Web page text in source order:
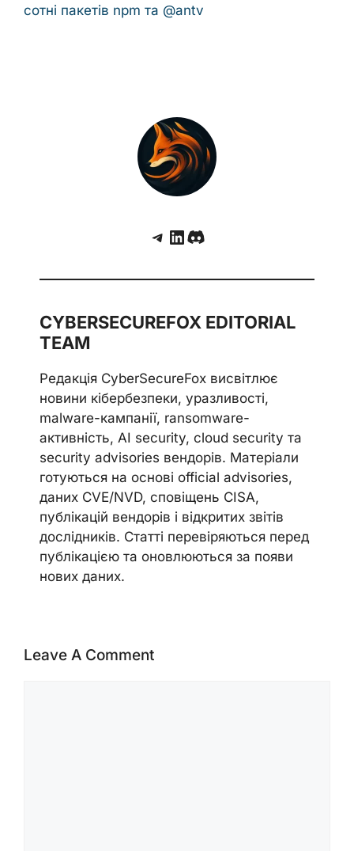
сотні пакетів npm та @antv
Telegram
LinkedIn
Discord
CYBERSECUREFOX EDITORIAL
TEAM
Редакція CyberSecureFox висвітлює
новини кібербезпеки, уразливості,
malware-кампанії, ransomware-
активність, AI security, cloud security та
security advisories вендорів. Матеріали
готуються на основі official advisories,
даних CVE/NVD, сповіщень CISA,
публікацій вендорів і відкритих звітів
дослідників. Статті перевіряються перед
публікацією та оновлюються за появи
нових даних.
Leave A Comment